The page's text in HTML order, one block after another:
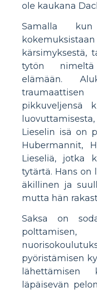
ole kaukana
Samalla
kärsimyksestä,
tytön
elämään.
pikkuveljensä
Lieselin isä on
Hubermannit,
Lieseliä, jotka
tytärtä. Hans on
äkillinen ja
mutta hän
Saksa on
pyöristämisen
lähettämisen
läpäisevän